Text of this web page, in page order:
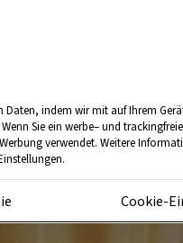
Daten, indem wir mit auf Ihrem
Sie ein werbe– und
verwendet. Weitere
Cookie-